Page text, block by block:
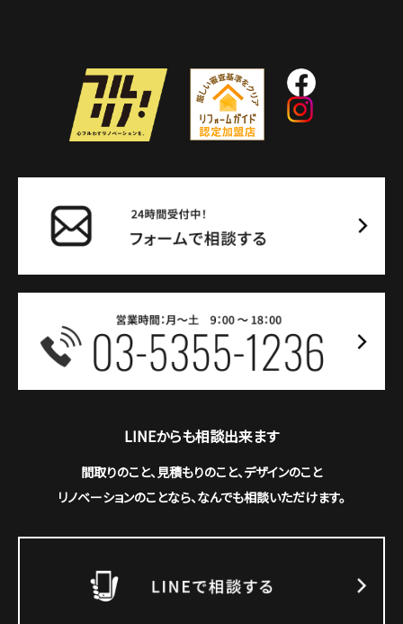
LINEからも相談出来ます
間取りのこと、見積もりのこと、デザインのこと
リノベーションのことなら、なんでも相談いただけます。